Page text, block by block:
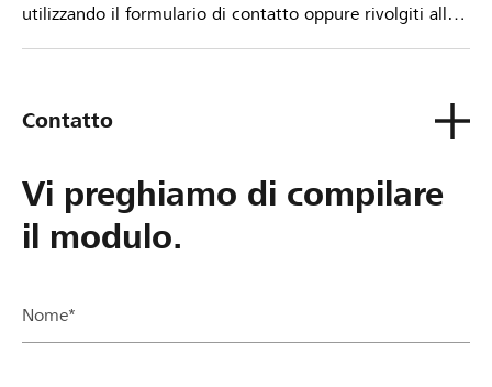
utilizzando il formulario di contatto oppure rivolgiti alla
Contatto
Vi preghiamo di compilare
il modulo.
Nome*